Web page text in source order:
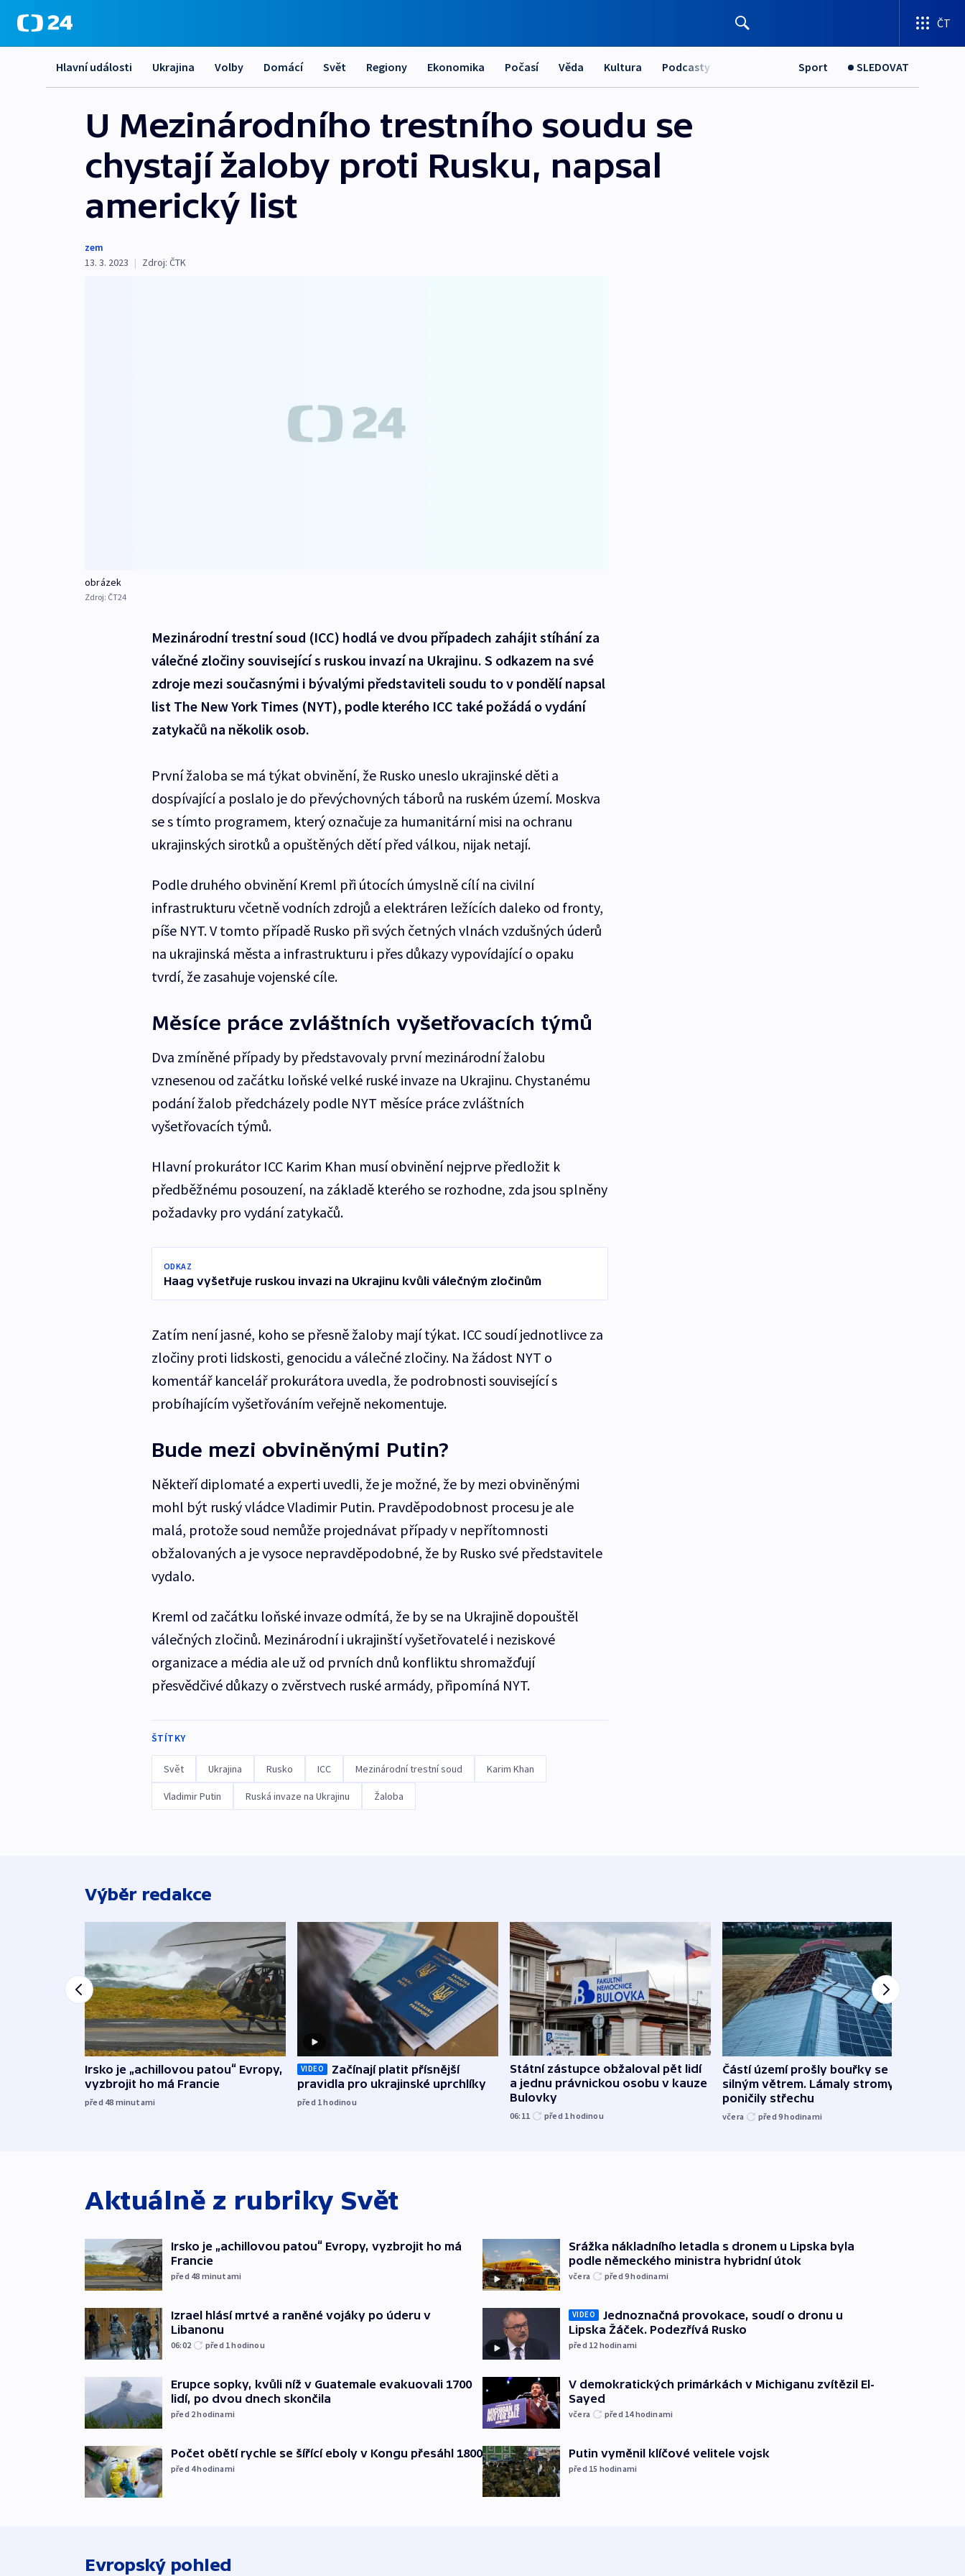
ČT
Hlavní události Ukrajina Volby Domácí Svět Regiony Ekonomika Počasí Věda Kultura Podcasty Sport SLEDOVAT
U Mezinárodního trestního soudu se
chystají žaloby proti Rusku, napsal
americký list
zem
13. 3. 2023 | Zdroj: ČTK
obrázek
Zdroj: ČT24
Mezinárodní trestní soud (ICC) hodlá ve dvou případech zahájit stíhání za
válečné zločiny související s ruskou invazí na Ukrajinu. S odkazem na své
zdroje mezi současnými i bývalými představiteli soudu to v pondělí napsal
list The New York Times (NYT), podle kterého ICC také požádá o vydání
zatykačů na několik osob.
První žaloba se má týkat obvinění, že Rusko uneslo ukrajinské děti a
dospívající a poslalo je do převýchovných táborů na ruském území. Moskva
se s tímto programem, který označuje za humanitární misi na ochranu
ukrajinských sirotků a opuštěných dětí před válkou, nijak netají.
Podle druhého obvinění Kreml při útocích úmyslně cílí na civilní
infrastrukturu včetně vodních zdrojů a elektráren ležících daleko od fronty,
píše NYT. V tomto případě Rusko při svých četných vlnách vzdušných úderů
na ukrajinská města a infrastrukturu i přes důkazy vypovídající o opaku
tvrdí, že zasahuje vojenské cíle.
Měsíce práce zvláštních vyšetřovacích týmů
Dva zmíněné případy by představovaly první mezinárodní žalobu
vznesenou od začátku loňské velké ruské invaze na Ukrajinu. Chystanému
podání žalob předcházely podle NYT měsíce práce zvláštních
vyšetřovacích týmů.
Hlavní prokurátor ICC Karim Khan musí obvinění nejprve předložit k
předběžnému posouzení, na základě kterého se rozhodne, zda jsou splněny
požadavky pro vydání zatykačů.
ODKAZ
Haag vyšetřuje ruskou invazi na Ukrajinu kvůli válečným zločinům
Zatím není jasné, koho se přesně žaloby mají týkat. ICC soudí jednotlivce za
zločiny proti lidskosti, genocidu a válečné zločiny. Na žádost NYT o
komentář kancelář prokurátora uvedla, že podrobnosti související s
probíhajícím vyšetřováním veřejně nekomentuje.
Bude mezi obviněnými Putin?
Někteří diplomaté a experti uvedli, že je možné, že by mezi obviněnými
mohl být ruský vládce Vladimir Putin. Pravděpodobnost procesu je ale
malá, protože soud nemůže projednávat případy v nepřítomnosti
obžalovaných a je vysoce nepravděpodobné, že by Rusko své představitele
vydalo.
Kreml od začátku loňské invaze odmítá, že by se na Ukrajině dopouštěl
válečných zločinů. Mezinárodní i ukrajinští vyšetřovatelé i neziskové
organizace a média ale už od prvních dnů konfliktu shromažďují
přesvědčivé důkazy o zvěrstvech ruské armády, připomíná NYT.
ŠTÍTKY
Svět Ukrajina Rusko ICC Mezinárodní trestní soud Karim Khan
Vladimir Putin Ruská invaze na Ukrajinu Žaloba
Výběr redakce
Irsko je „achillovou patou“ Evropy,
vyzbrojit ho má Francie
před 48 minutami
VIDEO
Začínají platit přísnější
pravidla pro ukrajinské uprchlíky
před 1hodinou
Státní zástupce obžaloval pět lidí
a jednu právnickou osobu v kauze
Bulovky
06:11 před 1hodinou
Částí území prošly bouřky se
silným větrem. Lámaly stromy a
poničily střechu
včera před 9hodinami
Aktuálně z rubriky Svět
Irsko je „achillovou patou“ Evropy, vyzbrojit ho má
Francie
před 48 minutami
Izrael hlásí mrtvé a raněné vojáky po úderu v
Libanonu
06:02 před 1hodinou
Erupce sopky, kvůli níž v Guatemale evakuovali 1700
lidí, po dvou dnech skončila
před 2hodinami
Počet obětí rychle se šířící eboly v Kongu přesáhl 1800
před 4hodinami
Srážka nákladního letadla s dronem u Lipska byla
podle německého ministra hybridní útok
včera před 9hodinami
VIDEO
Jednoznačná provokace, soudí o dronu u
Lipska Žáček. Podezřívá Rusko
před 12 hodinami
V demokratických primárkách v Michiganu zvítězil El-
Sayed
včera před 14hodinami
Putin vyměnil klíčové velitele vojsk
před 15 hodinami
Evropský pohled